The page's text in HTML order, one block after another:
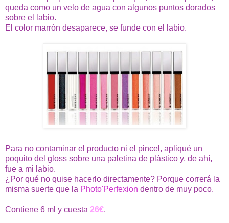
queda como un velo de agua con algunos puntos dorados
sobre el labio.
El color marrón desaparece, se funde con el labio.
Para no contaminar el producto ni el pincel, apliqué un
poquito del gloss sobre una paletina de plástico y, de ahí,
fue a mi labio.
¿Por qué no quise hacerlo directamente? Porque correrá la
misma suerte que la Photo'Perfexion dentro de muy poco.
Contiene 6 ml y cuesta 26€.